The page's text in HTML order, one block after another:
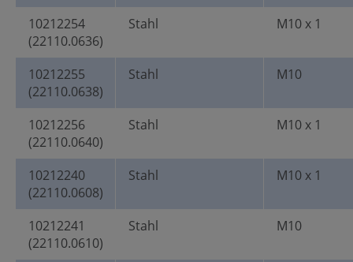
10212254
(22110.0636)
Stahl M10 x 1
10212255
(22110.0638)
Stahl M10
10212256
(22110.0640)
Stahl M10 x 1
10212240
(22110.0608)
Stahl M10 x 1
10212241
(22110.0610)
Stahl M10